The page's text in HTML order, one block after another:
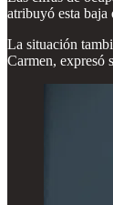
atribuyó esta baja
La situación
Carmen, expresó